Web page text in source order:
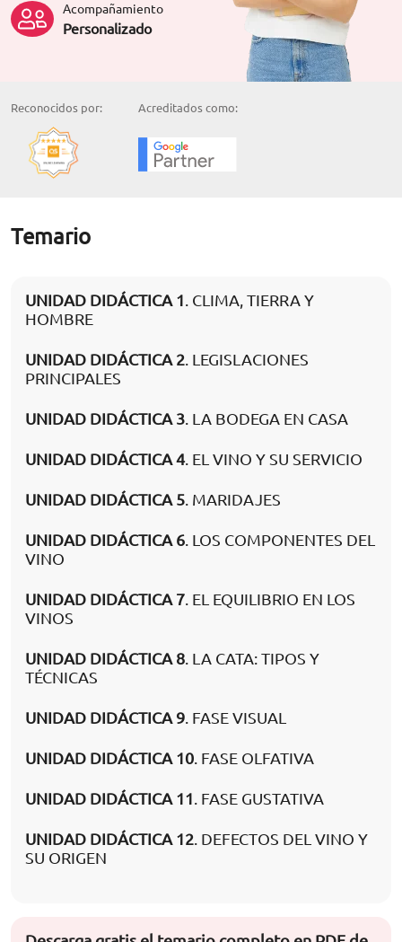
Acompañamiento
Personalizado
Reconocidos por: Acreditados como:
Temario
UNIDAD DIDÁCTICA 1. CLIMA, TIERRA Y
HOMBRE
UNIDAD DIDÁCTICA 2. LEGISLACIONES
PRINCIPALES
UNIDAD DIDÁCTICA 3. LA BODEGA EN CASA
UNIDAD DIDÁCTICA 4. EL VINO Y SU SERVICIO
UNIDAD DIDÁCTICA 5. MARIDAJES
UNIDAD DIDÁCTICA 6. LOS COMPONENTES DEL
VINO
UNIDAD DIDÁCTICA 7. EL EQUILIBRIO EN LOS
VINOS
UNIDAD DIDÁCTICA 8. LA CATA: TIPOS Y
TÉCNICAS
UNIDAD DIDÁCTICA 9. FASE VISUAL
UNIDAD DIDÁCTICA 10. FASE OLFATIVA
UNIDAD DIDÁCTICA 11. FASE GUSTATIVA
UNIDAD DIDÁCTICA 12. DEFECTOS DEL VINO Y
SU ORIGEN